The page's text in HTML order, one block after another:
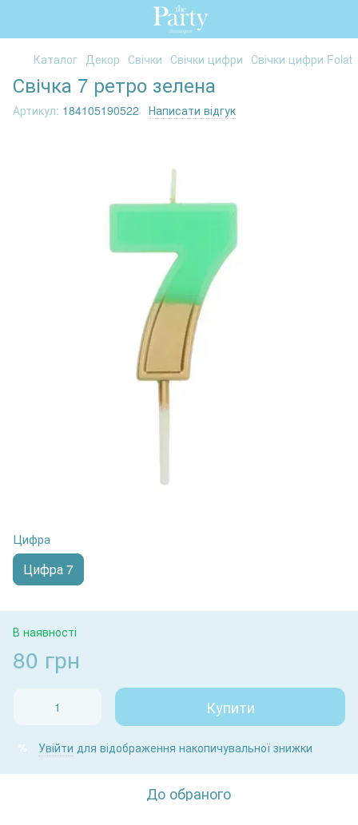
Каталог Декор Свічки Свічки цифри Свічки цифри Folat
Свічка 7 ретро зелена
Артикул: 184105190522 Написати відгук
Цифра
Цифра 7
В наявності
80 грн
Купити
% Увійти для відображення накопичувальної знижки
До обраного